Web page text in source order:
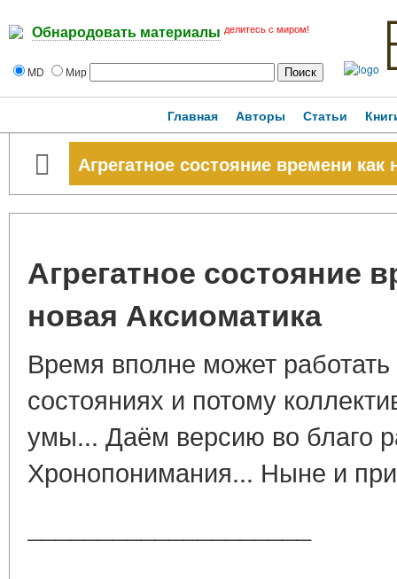
Обнародовать материалы делитесь с миром!
MD Мир
Главная Авторы Статьи
Агрегатное состояние времени
Агрегатное состояние
новая Аксиоматика
Время вполне может работать
состояниях и потому
умы... Даём версию во благо
Хронопонимания... Ныне и